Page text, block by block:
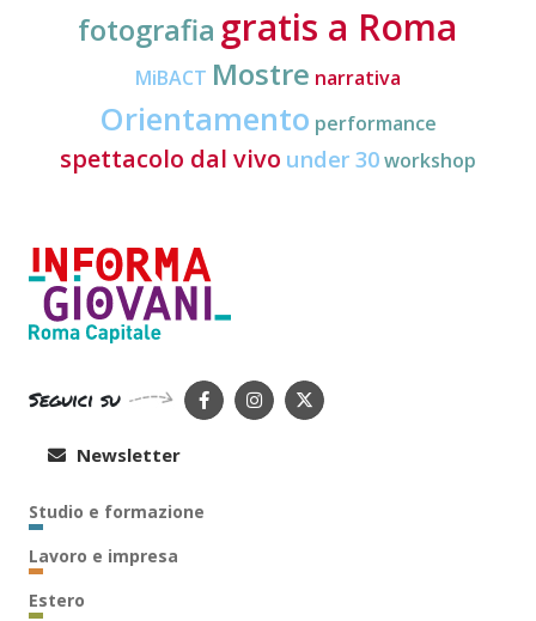
fotografia gratis a Roma
MiBACT Mostre narrativa
Orientamento performance
spettacolo dal vivo under 30workshop
Seguici su
Newsletter
Studio e formazione
Lavoro e impresa
Estero